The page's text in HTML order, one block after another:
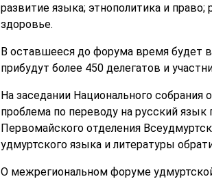
развитие языка; этнополитика и
здоровье.
В оставшееся до форума время будет
прибудут более 450 делегатов и
На заседании Национального
проблема по переводу на русский
Первомайского отделения
удмуртского языка и литературы
О межрегиональном форуме